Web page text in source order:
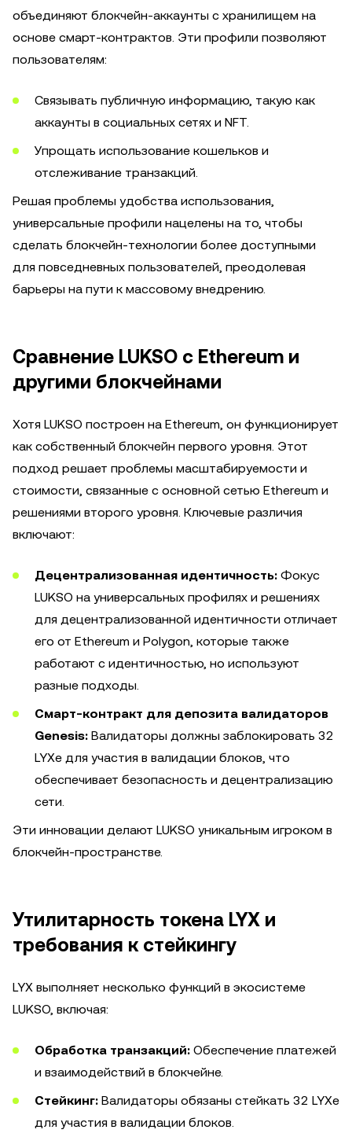
объединяют блокчейн-аккаунты с хранилищем на
основе смарт-контрактов. Эти профили позволяют
пользователям:
Связывать публичную информацию, такую как
аккаунты в социальных сетях и NFT.
Упрощать использование кошельков и
отслеживание транзакций.
Решая проблемы удобства использования,
универсальные профили нацелены на то, чтобы
сделать блокчейн-технологии более доступными
для повседневных пользователей, преодолевая
барьеры на пути к массовому внедрению.
Сравнение LUKSO с Ethereum и
другими блокчейнами
Хотя LUKSO построен на Ethereum, он функционирует
как собственный блокчейн первого уровня. Этот
подход решает проблемы масштабируемости и
стоимости, связанные с основной сетью Ethereum и
решениями второго уровня. Ключевые различия
включают:
Децентрализованная идентичность: Фокус
LUKSO на универсальных профилях и решениях
для децентрализованной идентичности отличает
его от Ethereum и Polygon, которые также
работают с идентичностью, но используют
разные подходы.
Смарт-контракт для депозита валидаторов
Genesis: Валидаторы должны заблокировать 32
LYXe для участия в валидации блоков, что
обеспечивает безопасность и децентрализацию
сети.
Эти инновации делают LUKSO уникальным игроком в
блокчейн-пространстве.
Утилитарность токена LYX и
требования к стейкингу
LYX выполняет несколько функций в экосистеме
LUKSO, включая:
Обработка транзакций: Обеспечение платежей
и взаимодействий в блокчейне.
Стейкинг: Валидаторы обязаны стейкать 32 LYXe
для участия в валидации блоков.